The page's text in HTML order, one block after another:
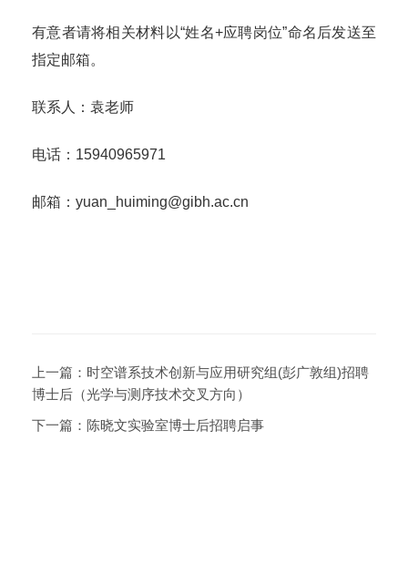
有意者请将相关材料以“姓名+应聘岗位”命名后发送至
指定邮箱。
联系人：袁老师
电话：15940965971
邮箱：yuan_huiming@gibh.ac.cn
上一篇： 时空谱系技术创新与应用研究组(彭广敦组)招聘
博士后（光学与测序技术交叉方向）
下一篇： 陈晓文实验室博士后招聘启事